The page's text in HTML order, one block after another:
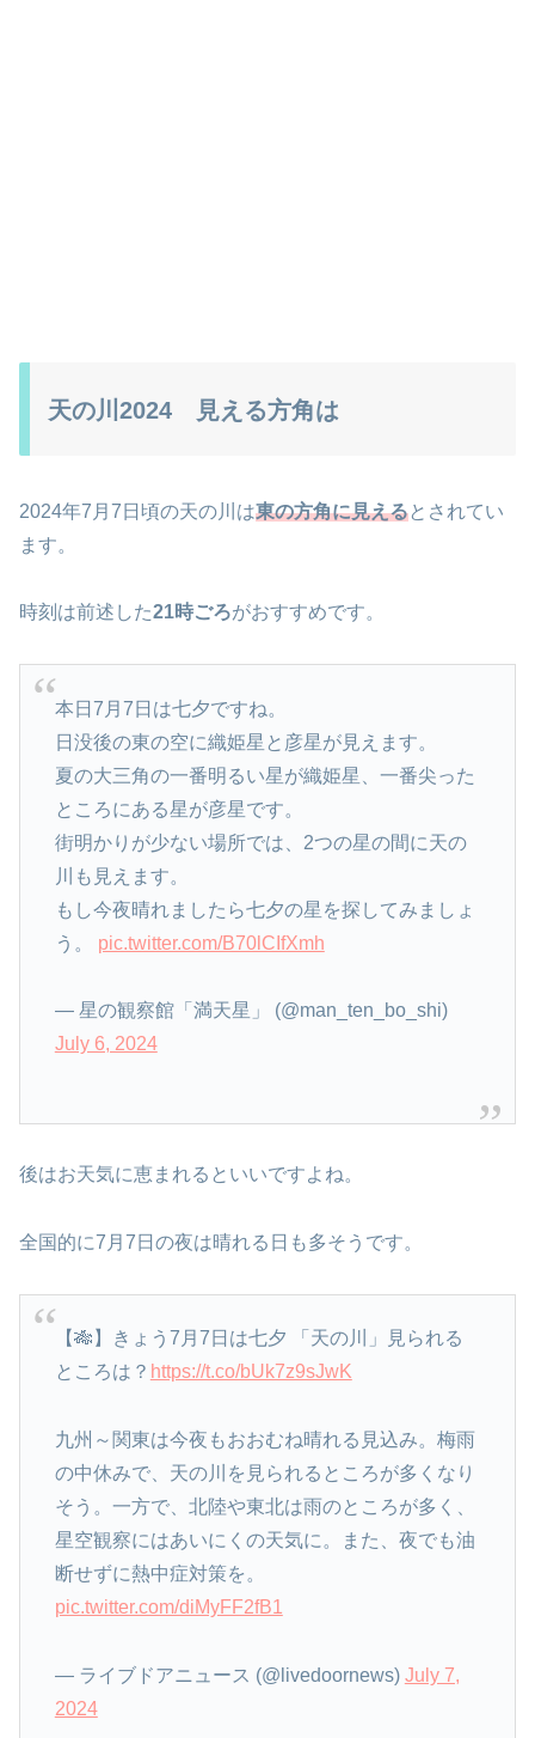
天の川2024 見える方角は
2024年7月7日頃の天の川は東の方角に見えるとされてい
ます。
時刻は前述した21時ごろがおすすめです。
本日7月7日は七夕ですね。
日没後の東の空に織姫星と彦星が見えます。
夏の大三角の一番明るい星が織姫星、一番尖った
ところにある星が彦星です。
街明かりが少ない場所では、2つの星の間に天の
川も見えます。
もし今夜晴れましたら七夕の星を探してみましょ
う。 pic.twitter.com/B70lCIfXmh
— 星の観察館「満天星」 (@man_ten_bo_shi)
July 6, 2024
後はお天気に恵まれるといいですよね。
全国的に7月7日の夜は晴れる日も多そうです。
【🎋】きょう7月7日は七夕 「天の川」見られる
ところは？ https://t.co/bUk7z9sJwK
九州～関東は今夜もおおむね晴れる見込み。梅雨
の中休みで、天の川を見られるところが多くなり
そう。一方で、北陸や東北は雨のところが多く、
星空観察にはあいにくの天気に。また、夜でも油
断せずに熱中症対策を。
pic.twitter.com/diMyFF2fB1
— ライブドアニュース (@livedoornews) July 7,
2024